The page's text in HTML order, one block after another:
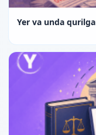
Yer va unda